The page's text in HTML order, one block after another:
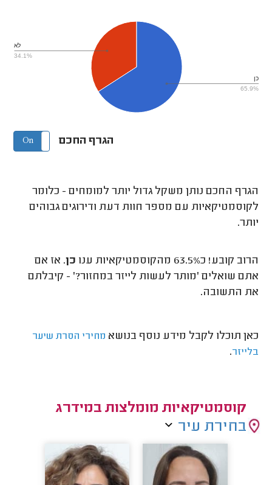
כן
65.9%
לא
34.1%
הגרף החכם On Off
הגרף החכם נותן משקל גדול יותר למומחים - כלומר
לקוסמטיקאיות עם מספר חוות דעת ודירוגים גבוהים
יותר.
הרוב קובע! כ63.5% מהקוסמטיקאיות ענו כן. אז אם
אתם שואלים 'מותר לעשות לייזר במחזור?' - קיבלתם
את התשובה.
כאן תוכלו לקבל מידע נוסף בנושא מחירי הסרת שיער
בלייזר.
קוסמטיקאיות מומלצות במידרג
בחירת עיר